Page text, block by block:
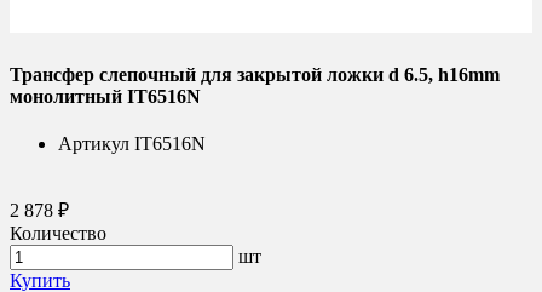
Трансфер слепочный для закрытой ложки d 6.5, h16mm
монолитный IT6516N
Артикул IT6516N
2 878 ₽
Количество
шт
Купить